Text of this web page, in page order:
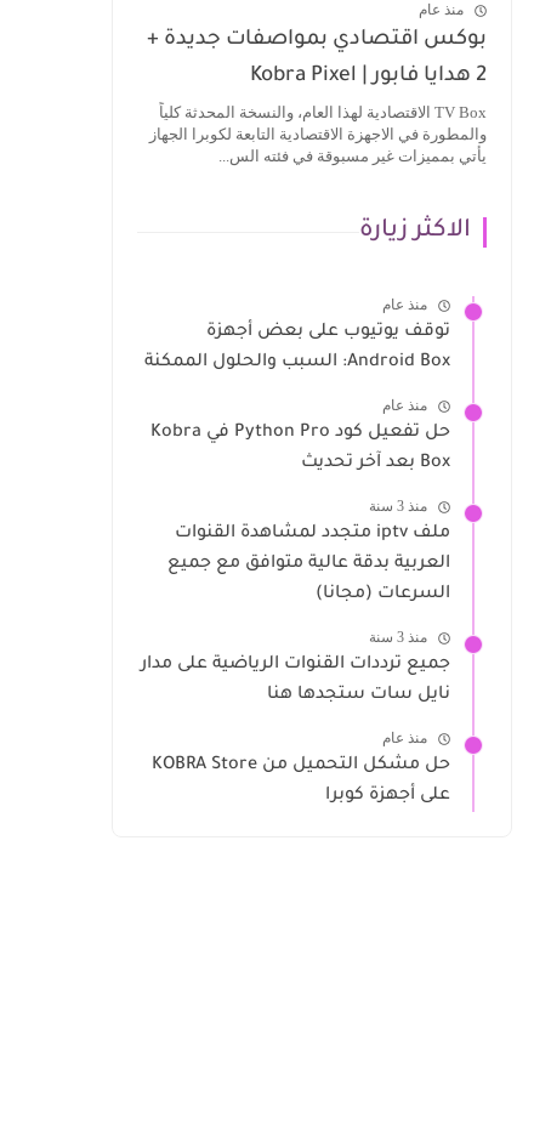
منذ عام
بوكس اقتصادي بمواصفات جديدة +
2 هدايا فابور | Kobra Pixel
TV Box الاقتصادية لهذا العام، والنسخة المحدثة كلياً
والمطورة في الاجهزة الاقتصادية التابعة لكوبرا الجهاز
يأتي بمميزات غير مسبوقة في فئته الس...
الاكثر زيارة
منذ عام
توقف يوتيوب على بعض أجهزة
Android Box: السبب والحلول الممكنة
منذ عام
حل تفعيل كود Python Pro في Kobra
Box بعد آخر تحديث
منذ 3 سنة
ملف iptv متجدد لمشاهدة القنوات
العربية بدقة عالية متوافق مع جميع
السرعات (مجانا)
منذ 3 سنة
جميع ترددات القنوات الرياضية على مدار
نايل سات ستجدها هنا
منذ عام
حل مشكل التحميل من KOBRA Store
على أجهزة كوبرا